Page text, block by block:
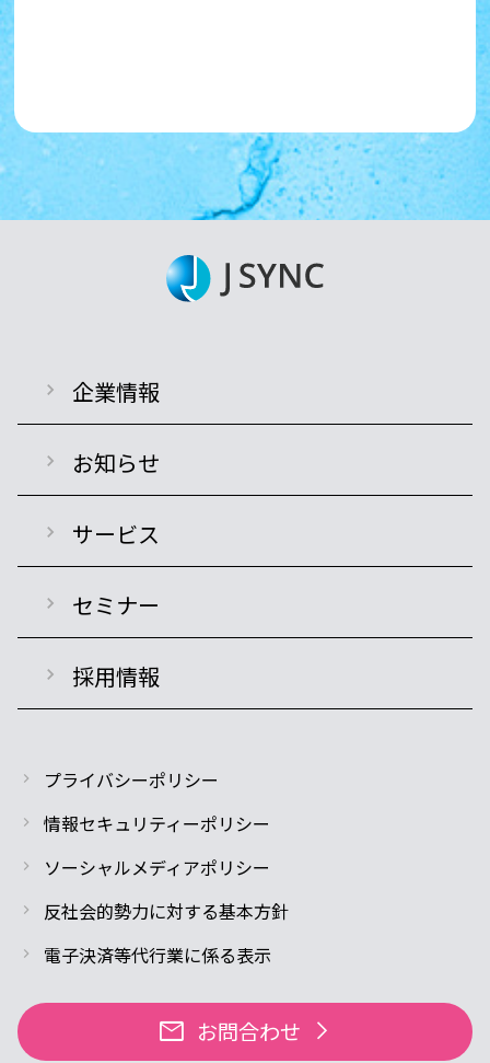
企業情報
お知らせ
サービス
セミナー
採用情報
プライバシーポリシー
情報セキュリティーポリシー
ソーシャルメディアポリシー
反社会的勢力に対する基本方針
電子決済等代行業に係る表示
mail お問合わせ arrow_forward_ios